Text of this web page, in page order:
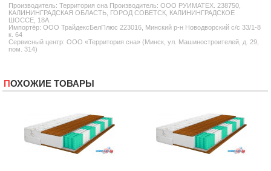
Производитель:Территория сна Производитель: ООО РУИМАТЕХ. 238750,
КАЛИНИНГРАДСКАЯ ОБЛАСТЬ, ГОРОД СОВЕТСК, КАЛИНИНГРАДСКОЕ
ШОССЕ, 18А.
Импортёр: ООО ТрайдексБелПлюс 223016, Минский р-н Новодворский с/с 33/1-8
к. 64
Сервисный центр: ООО «Территория сна» (Минск, ул. Машиностроителей, д. 29,
пом. 314)
ПОХОЖИЕ ТОВАРЫ